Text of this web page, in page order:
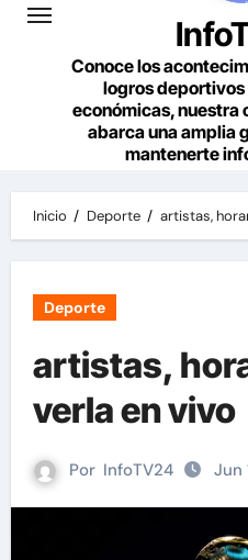
Conoce los
logros
económicas,
abarca una amplia
mantenerte
Inicio Deporte artistas,
Deporte
artistas,
verla en vivo
Por InfoTV24 Jun